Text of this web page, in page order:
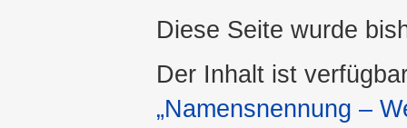
Diese Seite wurde
Der Inhalt ist
„Namensnennung –